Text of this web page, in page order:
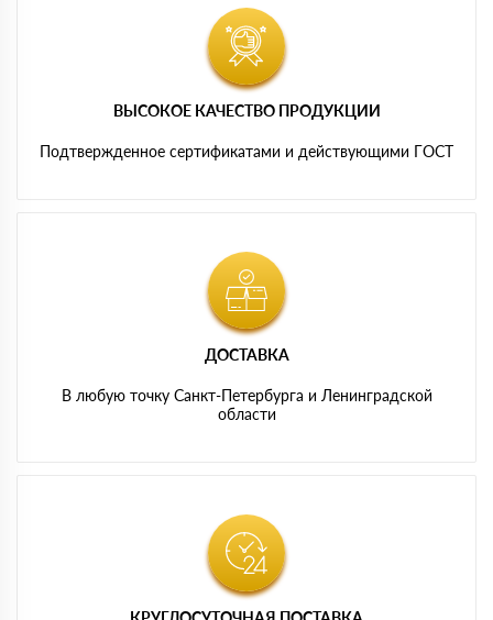
ВЫСОКОЕ КАЧЕСТВО ПРОДУКЦИИ
Подтвержденное сертификатами и действующими ГОСТ
ДОСТАВКА
В любую точку Санкт-Петербурга и Ленинградской
области